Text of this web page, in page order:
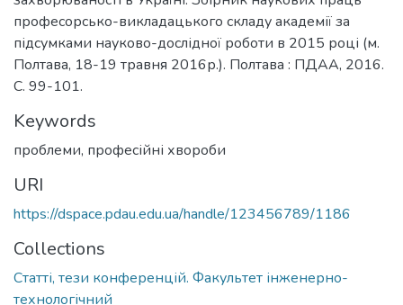
професорсько-викладацького складу академії за
підсумками науково-дослідної роботи в 2015 році (м.
Полтава, 18-19 травня 2016р.). Полтава : ПДАА, 2016.
С. 99-101.
Keywords
проблеми, професійні хвороби
URI
https://dspace.pdau.edu.ua/handle/123456789/1186
Collections
Статті, тези конференцій. Факультет інженерно-
технологічний